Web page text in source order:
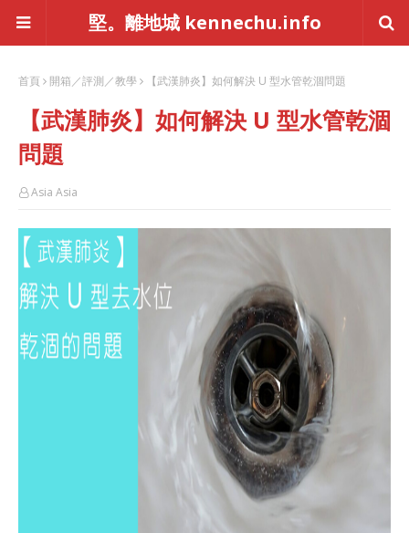
堅。離地城 kennechu.info
首頁 開箱／評測／教學 【武漢肺炎】如何解決 U 型水管乾涸問題
【武漢肺炎】如何解決 U 型水管乾涸
問題
Asia Asia